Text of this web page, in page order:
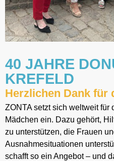
40 JAHRE
KREFELD
Herzlichen Dank für
ZONTA setzt sich weltweit für
Mädchen ein. Dazu gehört,
zu unterstützen, die Frauen
Ausnahmesituationen
schafft so ein Angebot – und